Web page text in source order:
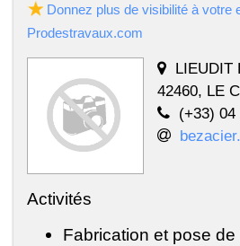
Donnez plus de visibilité à votre
Prodestravaux.com
LIEUDIT
42460, LE
(+33) 04
Activités
Fabrication et pose